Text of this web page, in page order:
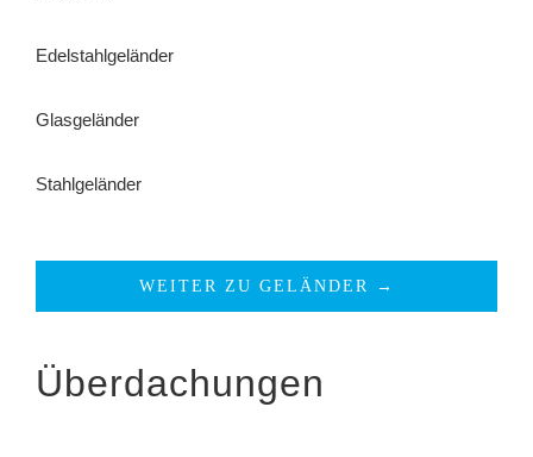
Edelstahlgeländer
Glasgeländer
Stahlgeländer
WEITER ZU GELÄNDER →
Überdachungen